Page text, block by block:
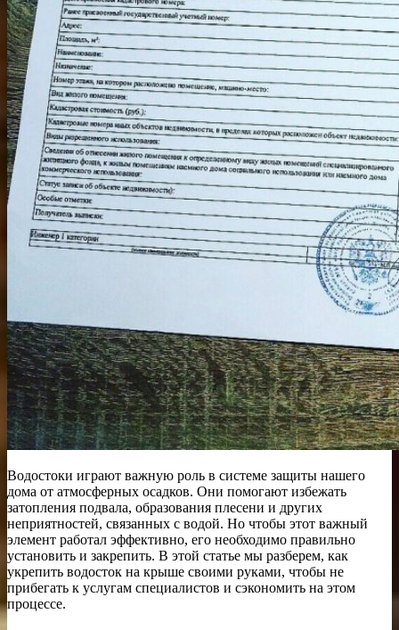
Водостоки играют важную роль в системе защиты нашего
дома от атмосферных осадков. Они помогают избежать
затопления подвала, образования плесени и других
неприятностей, связанных с водой. Но чтобы этот важный
элемент работал эффективно, его необходимо правильно
установить и закрепить. В этой статье мы разберем, как
укрепить водосток на крыше своими руками, чтобы не
прибегать к услугам специалистов и сэкономить на этом
процессе.